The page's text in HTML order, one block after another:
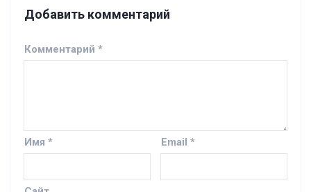
Добавить комментарий
Комментарий *
Имя * Email *